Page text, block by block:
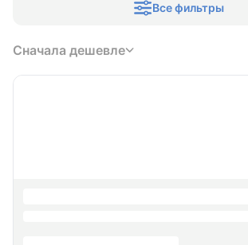
Все фильтры
Сначала дешевле